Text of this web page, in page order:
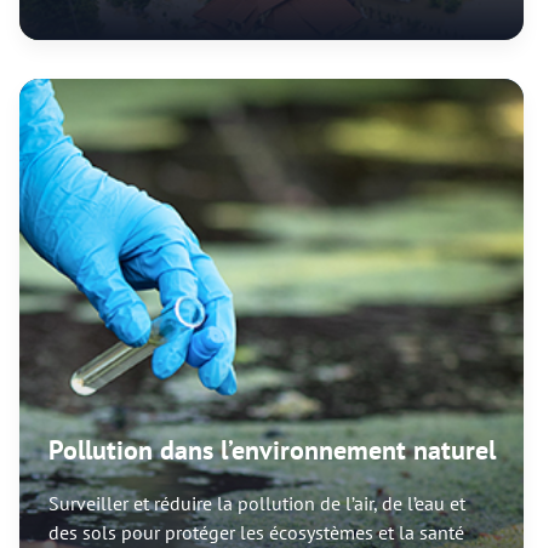
Pollution dans l’environnement naturel
Surveiller et réduire la pollution de l’air, de l’eau et
des sols pour protéger les écosystèmes et la santé